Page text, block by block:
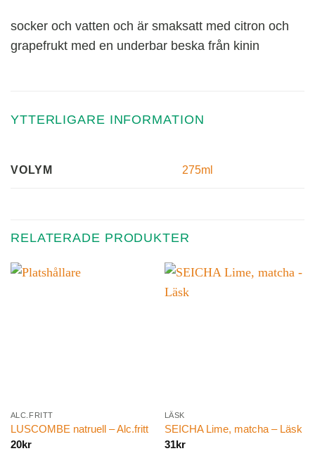
socker och vatten och är smaksatt med citron och
grapefrukt med en underbar beska från kinin
YTTERLIGARE INFORMATION
VOLYM 275ml
RELATERADE PRODUKTER
ALC.FRITT
LUSCOMBE natruell – Alc.fritt
20kr
LÄSK
SEICHA Lime, matcha – Läsk
31kr